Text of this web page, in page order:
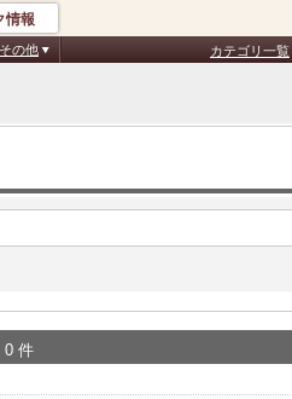
情報
その他 カテゴリ一覧
0 件